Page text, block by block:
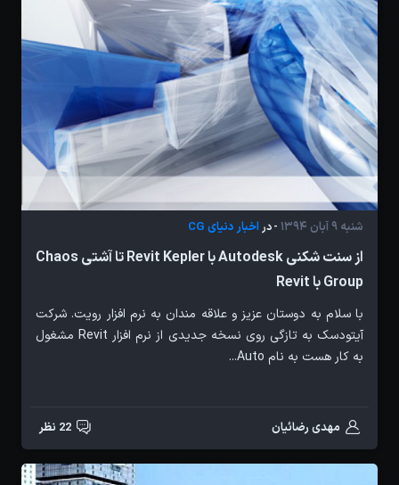
شنبه 9 آبان 1394 - دراخبار دنیای CG
از سنت شکنی Autodesk با Revit Kepler تا آشتی Chaos
Group با Revit
با سلام به دوستان عزیز و علاقه مندان به نرم افزار رویت. شرکت
آیتودسک به تازگی روی نسخه جدیدی از نرم افزار Revit مشغول
به کار هست به نام Auto...
مهدی رضائیان 22 نظر